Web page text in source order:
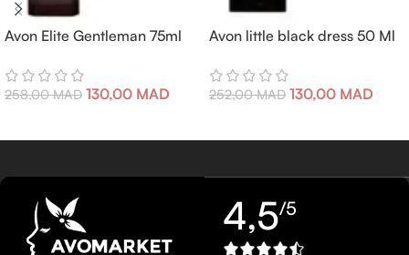
Avon Elite Gentleman 75ml
258,00MAD 130,00 MAD
Avon little black dress 50 Ml
252,00MAD 130,00 MAD
4,5/5